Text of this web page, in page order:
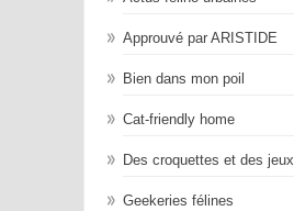
Approuvé par ARISTIDE
Bien dans mon poil
Cat-friendly home
Des croquettes et des jeux
Geekeries félines